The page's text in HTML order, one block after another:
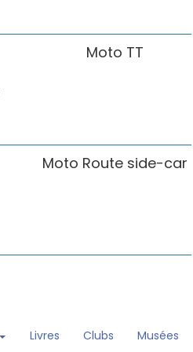
Moto TT
Moto Route side-car
Livres Clubs Musées